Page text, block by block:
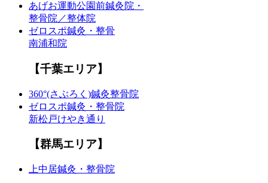
あげお運動公園前鍼灸院・
整骨院／整体院
ゼロスポ鍼灸・整骨
南浦和院
【千葉エリア】
360°(さぶろく)鍼灸整骨院
ゼロスポ鍼灸・整骨院
新松戸けやき通り
【群馬エリア】
上中居鍼灸・整骨院